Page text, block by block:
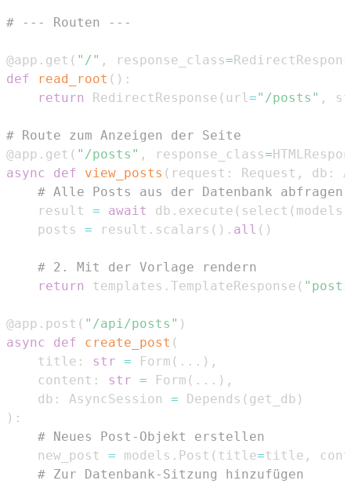
# --- Routen ---
@app . get ( "/" , response_class=
def
read_root ( ) :
return
RedirectResponse ( url ="/posts" ,
# Route zum Anzeigen der Seite
@app . get ( "/posts" , response_class=
async
def view_posts ( request : Request , db :
# Alle Posts aus der Datenbank abfragen
    result
= await db . execute ( select ( models
    posts
= result . scalars ( ) . all ( )
# 2. Mit der Vorlage rendern
return
templates . TemplateResponse (
@app . post ( "/api/posts" )
async
def create_post (
    title
: str = Form ( . . . ) ,
    content
: str = Form ( . . . ) ,
    db
: AsyncSession = Depends ( get_db )
) :
# Neues Post-Objekt erstellen
    new_post
= models . Post ( title=title ,
# Zur Datenbank-Sitzung hinzufügen